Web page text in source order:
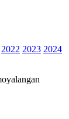
2022 2023 2024